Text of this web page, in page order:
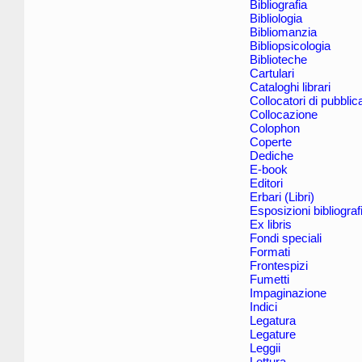
Bibliografia
Bibliologia
Bibliomanzia
Bibliopsicologia
Biblioteche
Cartulari
Cataloghi librari
Collocatori di
Collocazione
Colophon
Coperte
Dediche
E-book
Editori
Erbari (Libri)
Esposizioni
Ex libris
Fondi speciali
Formati
Frontespizi
Fumetti
Impaginazione
Indici
Legatura
Legature
Leggii